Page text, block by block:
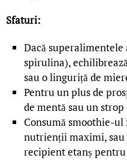
Sfaturi:
Dacă
spirulina),
sau o linguriță de
Pentru un plus de
de mentă sau un strop
Consumă smoothie-
nutrienții maximi,
recipient etanș